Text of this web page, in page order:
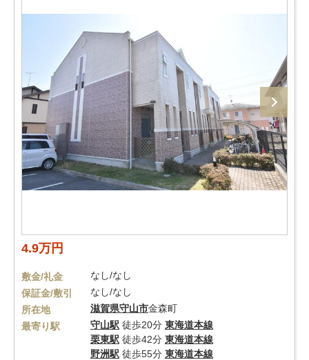
4.9万円
敷金/礼金
なし/なし
保証金/敷引
なし/なし
所在地
滋賀県守山市金森町
最寄り駅
守山駅 徒歩20分 東海道本線
栗東駅 徒歩42分 東海道本線
野洲駅 徒歩55分 東海道本線